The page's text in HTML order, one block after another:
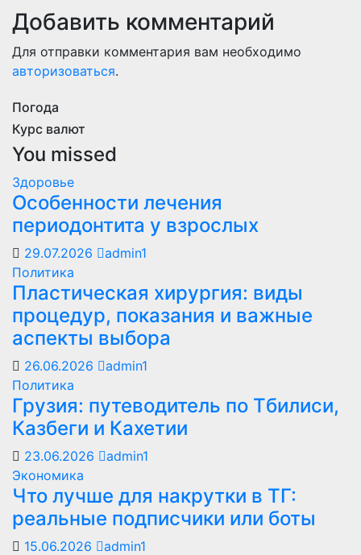
Добавить комментарий
Для отправки комментария вам необходимо
авторизоваться.
Погода
Курс валют
You missed
Здоровье
Особенности лечения
периодонтита у взрослых
29.07.2026
admin1
Политика
Пластическая хирургия: виды
процедур, показания и важные
аспекты выбора
26.06.2026
admin1
Политика
Грузия: путеводитель по Тбилиси,
Казбеги и Кахетии
23.06.2026
admin1
Экономика
Что лучше для накрутки в ТГ:
реальные подписчики или боты
15.06.2026 admin1